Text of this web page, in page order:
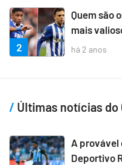
2
Quem são
mais
há 2 anos
Últimas notícias do
A provável
Deportivo